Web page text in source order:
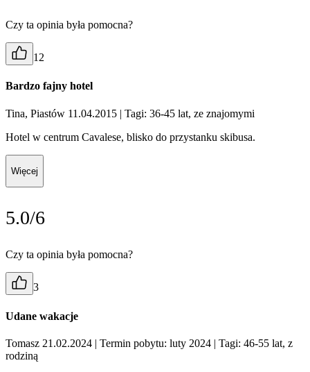
Czy ta opinia była pomocna?
12
Bardzo fajny hotel
Tina, Piastów 11.04.2015 | Tagi: 36-45 lat, ze znajomymi
Hotel w centrum Cavalese, blisko do przystanku skibusa.
Więcej
5.0/6
Czy ta opinia była pomocna?
3
Udane wakacje
Tomasz 21.02.2024 | Termin pobytu: luty 2024 | Tagi: 46-55 lat, z
rodziną